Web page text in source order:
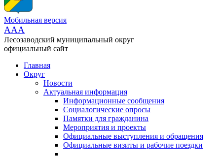
Мобильная версия
AAA
Лесозаводский муниципальный округ
официальный сайт
Главная
Округ
Новости
Актуальная информация
Информационные сообщения
Социалогические опросы
Памятки для гражданина
Мероприятия и проекты
Официальные выступления и обращения
Официальные визиты и рабочие поездки